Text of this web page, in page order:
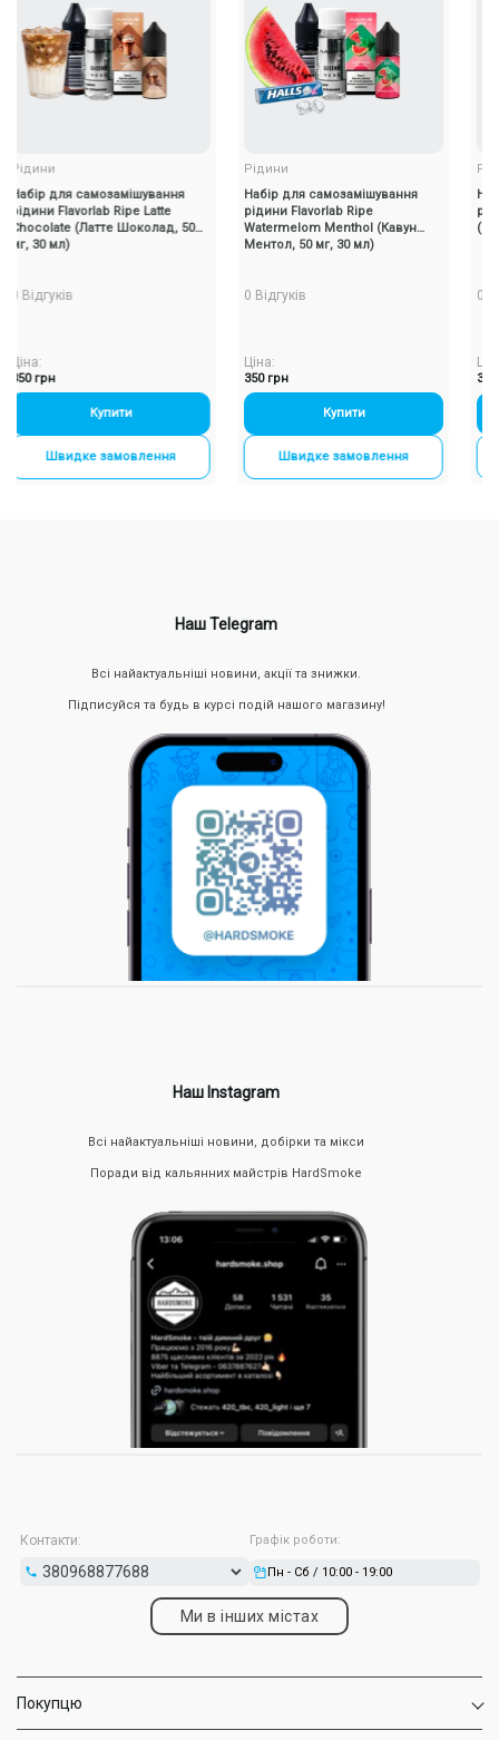
для самозамішування
Flavorlab Ripe Latte
(Латте Шоколад, 50
мл)
грн
+
Купити
Швидке замовлення
Рідини
Набір для самозамішування
рідини Flavorlab Ripe
Watermelom Menthol (Кавун
Ментол, 50 мг, 30 мл)
0 Відгуків
350 грн
+
Купити
Швидке замовлення
Рідини
Набір
рідини
(Груша,
0
350 грн
Наш Telegram
Всі найактуальніші новини, акції та знижки.
Підписуйся та будь в курсі подій нашого магазину!
Наш Instagram
Всі найактуальніші новини, добірки та мікси
Поради від кальянних майстрів HardSmoke
Контакти: Графік роботи:
Пн - Сб / 10:00 - 19:00
Ми в інших містах
Покупцю